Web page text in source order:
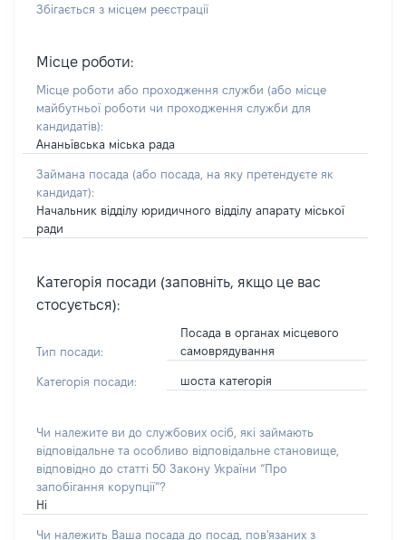
Збігається з місцем реєстрації
Місце роботи:
Місце роботи або проходження служби (або місце
майбутньої роботи чи проходження служби для
кандидатів):
Ананьївська міська рада
Займана посада (або посада, на яку претендуєте як
кандидат):
Начальник відділу юридичного відділу апарату міської
ради
Категорія посади (заповніть, якщо це вас
стосується):
Тип посади:
Посада в органах місцевого
самоврядування
Категорія посади: шоста категорія
Чи належите ви до службових осіб, які займають
відповідальне та особливо відповідальне становище,
відповідно до статті 50 Закону України “Про
запобігання корупції”?
Ні
Чи належить Ваша посада до посад, пов'язаних з